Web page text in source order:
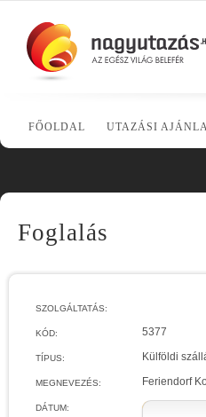
FŐOLDAL UTAZÁSI
Foglalás
SZOLGÁLTATÁS:
KÓD: 5377
TÍPUS: Külföldi
MEGNEVEZÉS: Feriendorf
DÁTUM: